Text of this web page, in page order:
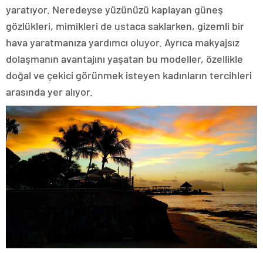
yaratıyor. Neredeyse yüzünüzü kaplayan güneş
gözlükleri, mimikleri de ustaca saklarken, gizemli bir
hava yaratmanıza yardımcı oluyor. Ayrıca makyajsız
dolaşmanın avantajını yaşatan bu modeller, özellikle
doğal ve çekici görünmek isteyen kadınların tercihleri
arasında yer alıyor.